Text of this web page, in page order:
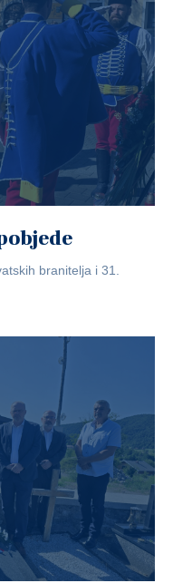
branitelja i 31.